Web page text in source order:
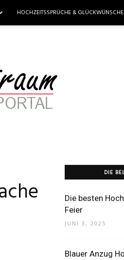
HOCHZEITSSPRÜCHE & GLÜCKWÜNSCHE
DIE
Die besten
Feier
JUNI 3, 2025
Blauer Anzug